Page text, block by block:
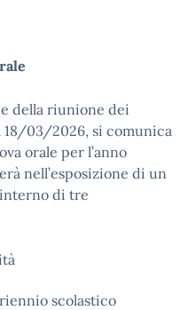
della riunione dei
03/2026, si comunica
orale per l’anno
nell’esposizione di un
di tre
scolastico